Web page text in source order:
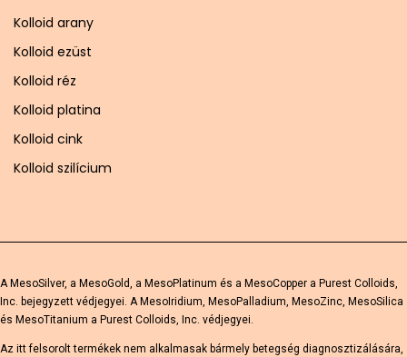
Kolloid arany
Kolloid ezüst
Kolloid réz
Kolloid platina
Kolloid cink
Kolloid szilícium
A MesoSilver, a MesoGold, a MesoPlatinum és a MesoCopper a Purest Colloids,
Inc. bejegyzett védjegyei. A MesoIridium, MesoPalladium, MesoZinc, MesoSilica
és MesoTitanium a Purest Colloids, Inc. védjegyei.
Az itt felsorolt ​​termékek nem alkalmasak bármely betegség diagnosztizálására,